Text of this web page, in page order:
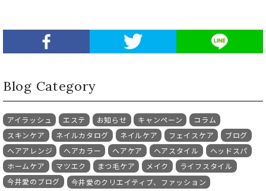
Blog Category
アイラッシュ エステ お知らせ キャンペーン
コラム
スキンケア
ネイルカタログ ネイルケア フェイスケア
ブログ
ヘアアレンジ
ヘアカラー ヘアケア ヘアスタイル
ヘッドスパ
ホームケア
マツエク まつ毛ケア メイク
ライフスタイル
今井愛のブログ
今井愛のクリエイティブ、ファッション